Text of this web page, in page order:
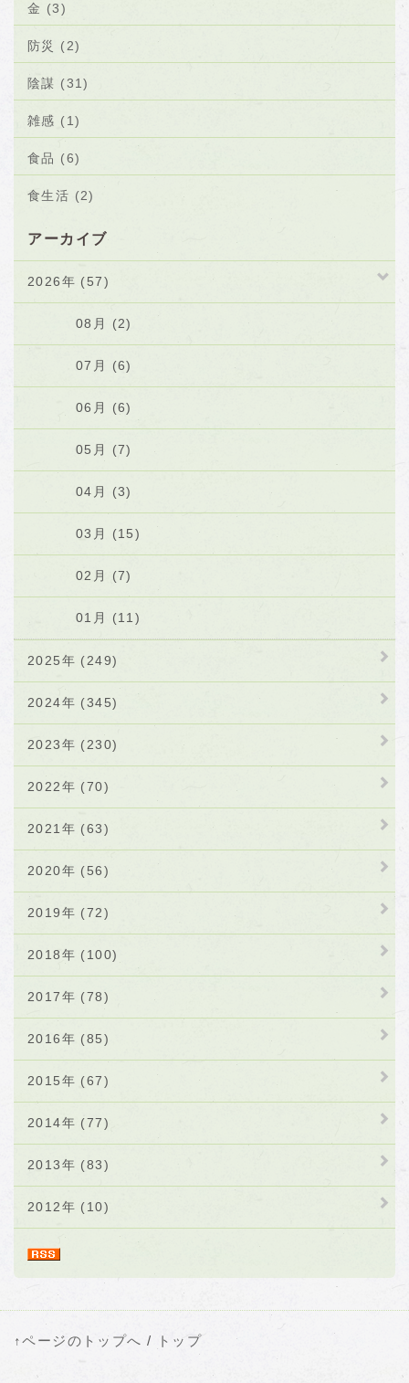
金 (3)
防災 (2)
陰謀 (31)
雑感 (1)
食品 (6)
食生活 (2)
アーカイブ
2026年 (57)
08月 (2)
07月 (6)
06月 (6)
05月 (7)
04月 (3)
03月 (15)
02月 (7)
01月 (11)
2025年 (249)
2024年 (345)
2023年 (230)
2022年 (70)
2021年 (63)
2020年 (56)
2019年 (72)
2018年 (100)
2017年 (78)
2016年 (85)
2015年 (67)
2014年 (77)
2013年 (83)
2012年 (10)
↑ページのトップへ / トップ